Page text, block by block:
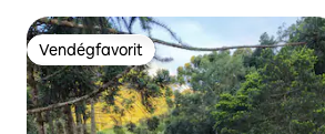
Vendégfavorit
Vendégfavorit